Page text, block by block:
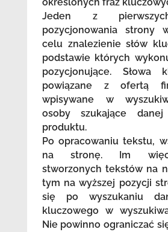
Jeden z
pozycjonowania strony
celu znalezienie słów
podstawie których
pozycjonujące. Słowa
powiązane z ofertą
wpisywane w
osoby szukające
produktu.
Po opracowaniu tekstu,
na stronę. Im
stworzonych tekstów na
tym na wyższej pozycji
się po wyszukaniu
kluczowego w
Nie powinno ograniczać